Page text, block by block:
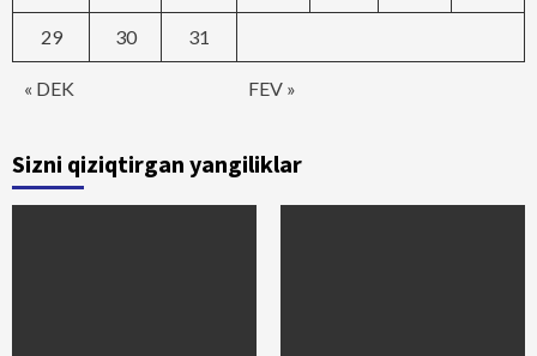
« DEK FEV »
29 30 31
Sizni qiziqtirgan yangiliklar